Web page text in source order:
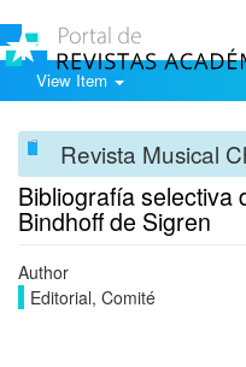
View Item
Revista Musical
Bibliografía selectiva
Bindhoff de Sigren
Author
Editorial, Comité